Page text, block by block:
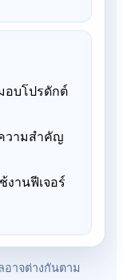
อบโปรดักต์
วามสำคัญ
งานฟีเจอร์
าจต่างกันตาม